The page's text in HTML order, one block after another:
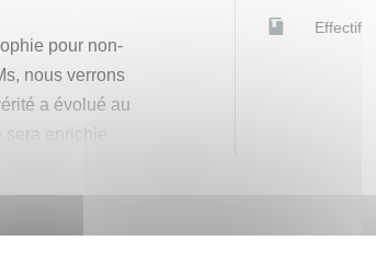
pour non-
nous verrons
a évolué au
enrichie
deux guerres
appelé l’ère
la philosophie
Effectif